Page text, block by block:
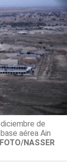
de
aérea Ain
NASSER